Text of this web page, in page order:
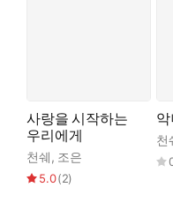
기억은 연대순이 아니다
수치심과 원한, 이것은
천쉐의 작품은 여성 동
고 감정과 세계의 뒤얽힘
사랑을 시작하는
우리에게
천쉐, 조은
5.0(2)
천